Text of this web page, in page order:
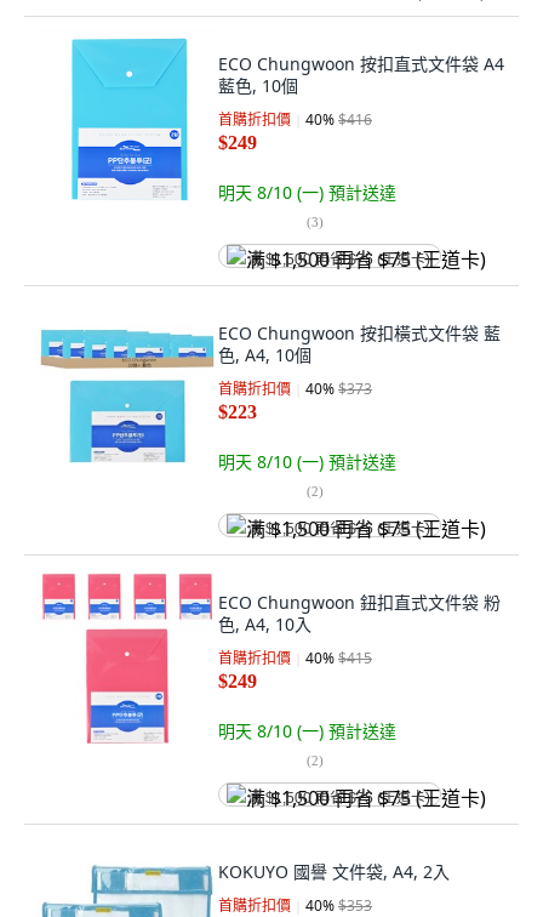
ECO Chungwoon 按扣直式文件袋 A4
藍色, 10個
首購折扣價 40%$416
$249
明天 8/10 (一) 預計送達
(3)
满 $1,500 再省 $75 (王道卡)
ECO Chungwoon 按扣橫式文件袋 藍
色, A4, 10個
首購折扣價 40%$373
$223
明天 8/10 (一) 預計送達
(2)
满 $1,500 再省 $75 (王道卡)
ECO Chungwoon 鈕扣直式文件袋 粉
色, A4, 10入
首購折扣價 40%$415
$249
明天 8/10 (一) 預計送達
(2)
满 $1,500 再省 $75 (王道卡)
KOKUYO 國譽 文件袋, A4, 2入
首購折扣價 40%$353